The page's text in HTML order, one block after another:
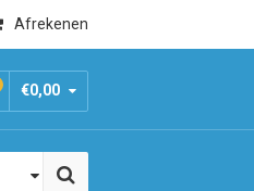
Afrekenen
€0,00